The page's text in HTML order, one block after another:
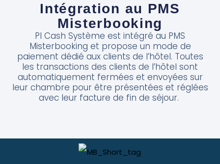
Intégration au PMS
Misterbooking
PI Cash Système est intégré au PMS
Misterbooking et propose un mode de
paiement dédié aux clients de l’hôtel. Toutes
les transactions des clients de l’hôtel sont
automatiquement fermées et envoyées sur
leur chambre pour être présentées et réglées
avec leur facture de fin de séjour.